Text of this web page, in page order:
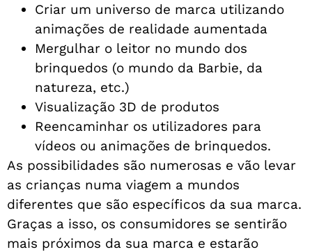
Criar um universo de marca utilizando
animações de realidade aumentada
Mergulhar o leitor no mundo dos
brinquedos (o mundo da Barbie, da
natureza, etc.)
Visualização 3D de produtos
Reencaminhar os utilizadores para
vídeos ou animações de brinquedos.
As possibilidades são numerosas e vão levar
as crianças numa viagem a mundos
diferentes que são específicos da sua marca.
Graças a isso, os consumidores se sentirão
mais próximos da sua marca e estarão